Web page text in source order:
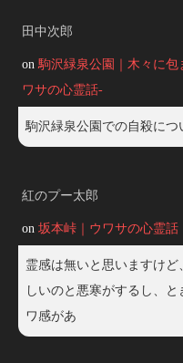
田中次郎
on駒沢緑泉公園｜木々に
ワサの心霊話-
駒沢緑泉公園での自殺に
紅のプー太郎
on 坂本峠｜ウワサの心霊話
霊感は無いと思いますけ
しいのと悪寒がするし、
ワ感があ